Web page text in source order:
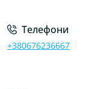
Телефони
+380676236667